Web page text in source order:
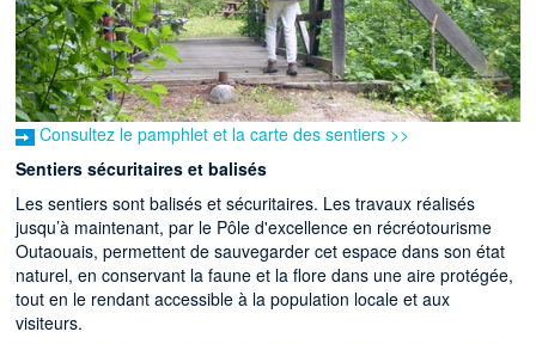
Consultez le pamphlet et la carte des sentiers >>
Sentiers sécuritaires et balisés
Les sentiers sont balisés et sécuritaires. Les travaux réalisés
jusqu’à maintenant, par le Pôle d'excellence en récréotourisme
Outaouais, permettent de sauvegarder cet espace dans son état
naturel, en conservant la faune et la flore dans une aire protégée,
tout en le rendant accessible à la population locale et aux
visiteurs.